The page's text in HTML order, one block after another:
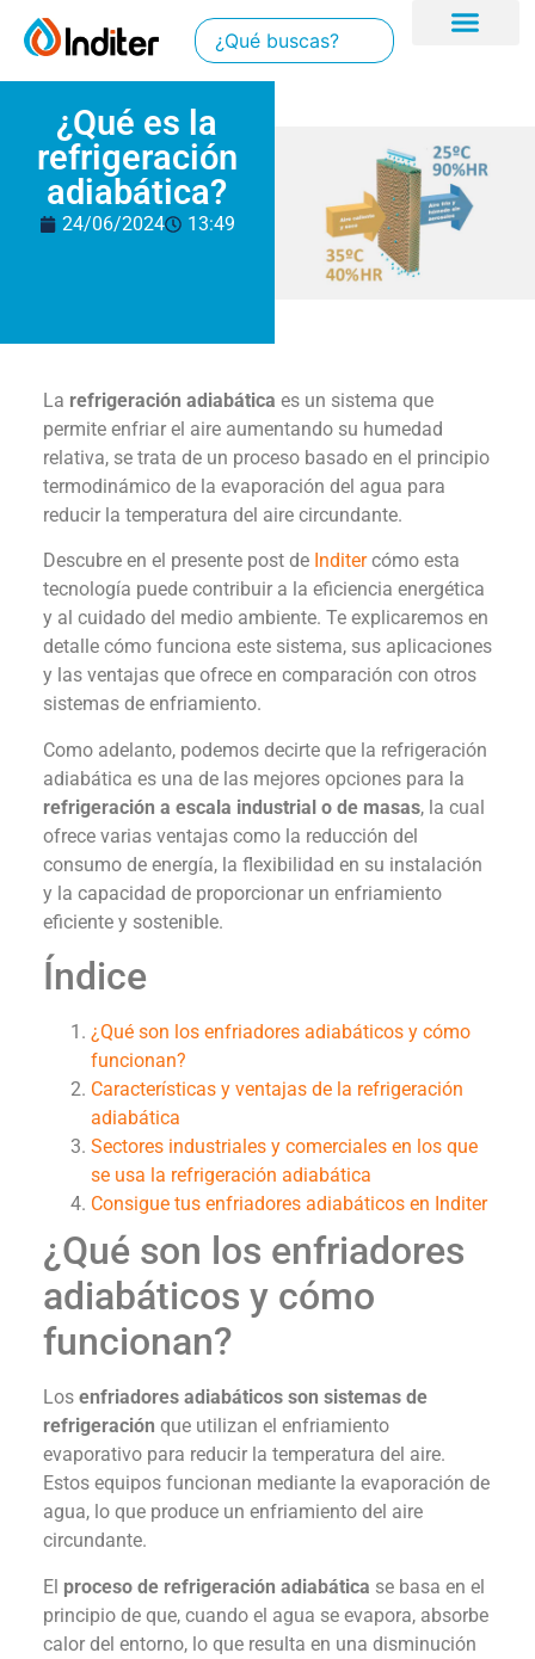
¿Qué es la
refrigeración
adiabática?
24/06/2024 13:49
La refrigeración adiabática es un sistema que
permite enfriar el aire aumentando su humedad
relativa, se trata de un proceso basado en el principio
termodinámico de la evaporación del agua para
reducir la temperatura del aire circundante.
Descubre en el presente post de Inditercómo esta
tecnología puede contribuir a la eficiencia energética
y al cuidado del medio ambiente. Te explicaremos en
detalle cómo funciona este sistema, sus aplicaciones
y las ventajas que ofrece en comparación con otros
sistemas de enfriamiento.
Como adelanto, podemos decirte que la refrigeración
adiabática es una de las mejores opciones para la
refrigeración a escala industrial o de masas, la cual
ofrece varias ventajas como la reducción del
consumo de energía, la flexibilidad en su instalación
y la capacidad de proporcionar un enfriamiento
eficiente y sostenible.
Índice
¿Qué son los enfriadores adiabáticos y cómo
funcionan?
Características y ventajas de la refrigeración
adiabática
Sectores industriales y comerciales en los que
se usa la refrigeración adiabática
Consigue tus enfriadores adiabáticos en Inditer
¿Qué son los enfriadores
adiabáticos y cómo
funcionan?
Los enfriadores adiabáticos son sistemas de
refrigeración que utilizan el enfriamiento
evaporativo para reducir la temperatura del aire.
Estos equipos funcionan mediante la evaporación de
agua, lo que produce un enfriamiento del aire
circundante.
El proceso de refrigeración adiabática se basa en el
principio de que, cuando el agua se evapora, absorbe
calor del entorno, lo que resulta en una disminución